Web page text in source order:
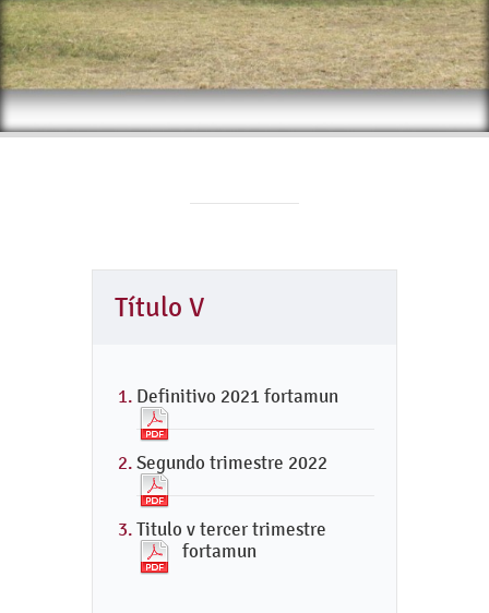
Título V
Definitivo 2021 fortamun
Segundo trimestre 2022
Titulo v tercer trimestre
fortamun